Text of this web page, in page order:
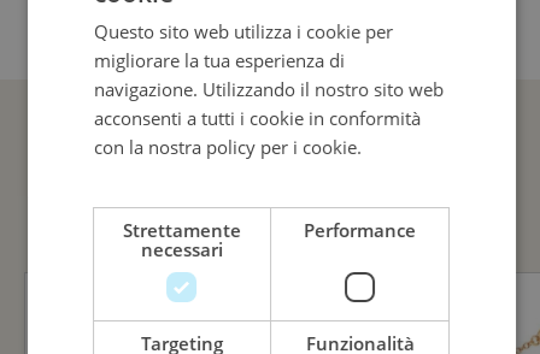
GUARDA ANCHE
ITALIAN
Questo sito web utilizza i cookie per
migliorare la tua esperienza di
navigazione. Utilizzando il nostro sito web
acconsenti a tutti i cookie in conformità
con la nostra policy per i cookie.
Strettamente
necessari
Performance
Targeting Funzionalità